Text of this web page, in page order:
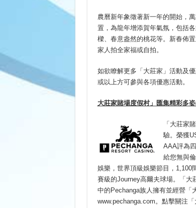
農曆新年象徵著新一年的開始，
置，為龍年增添賀年氣氛，包括
樑、春意盎然的桃花等。新春佈
家人拍全家福或自拍。
如欲瞭解更多「大莊家」活動及
或以上方可參與各項優惠活動。
大莊家賭場度假村」匯集精彩多
「大莊家
驗。榮獲
AAA評為
給您無與
娛樂，世界頂級娛樂節目，1,100
賽級的Journey高爾夫球場。「大
中的Pechanga族人擁有並經營「
www.pechanga.com。點擊關注